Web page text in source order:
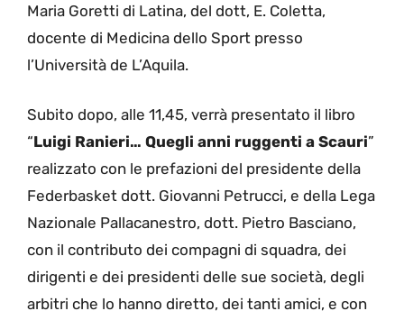
Maria Goretti di Latina, del dott, E. Coletta,
docente di Medicina dello Sport presso
l’Università de L’Aquila.
Subito dopo, alle 11,45, verrà presentato il libro
“Luigi Ranieri… Quegli anni ruggenti a Scauri”
realizzato con le prefazioni del presidente della
Federbasket dott. Giovanni Petrucci, e della Lega
Nazionale Pallacanestro, dott. Pietro Basciano,
con il contributo dei compagni di squadra, dei
dirigenti e dei presidenti delle sue società, degli
arbitri che lo hanno diretto, dei tanti amici, e con